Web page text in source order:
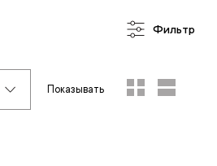
Фильтр
Показывать